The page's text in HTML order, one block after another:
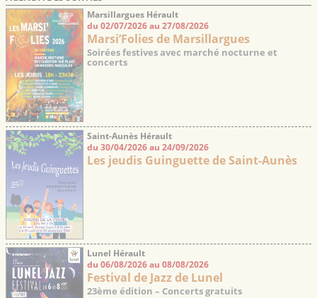
Marsillargues Hérault
du 02/07/2026 au 27/08/2026
Marsi’Folies de Marsillargues
Soirées festives avec marché nocturne et
concerts
Saint-Aunès Hérault
du 30/04/2026 au 24/09/2026
Les jeudis Guinguette de Saint-Aunès
Lunel Hérault
du 06/08/2026 au 08/08/2026
Festival de Jazz de Lunel
23ème édition – Concerts gratuits